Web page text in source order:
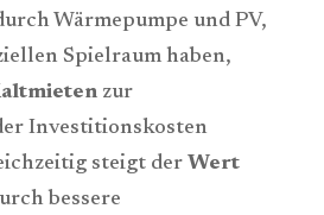
Wärmepumpe und PV,
Spielraum haben,
zur
Investitionskosten
steigt der Wert
bessere